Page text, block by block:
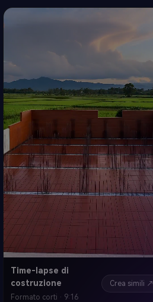
Time-lapse di
costruzione
Formato corti · 9:16
Crea simili ↗